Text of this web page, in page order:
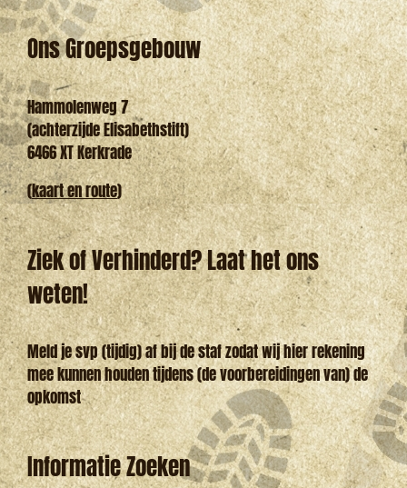
Ons Groepsgebouw
Hammolenweg 7
(achterzijde Elisabethstift)
6466 XT Kerkrade
(kaart en route)
Ziek of Verhinderd? Laat het ons
weten!
Meld je svp (tijdig) af bij de staf zodat wij hier rekening
mee kunnen houden tijdens (de voorbereidingen van) de
opkomst
Informatie Zoeken